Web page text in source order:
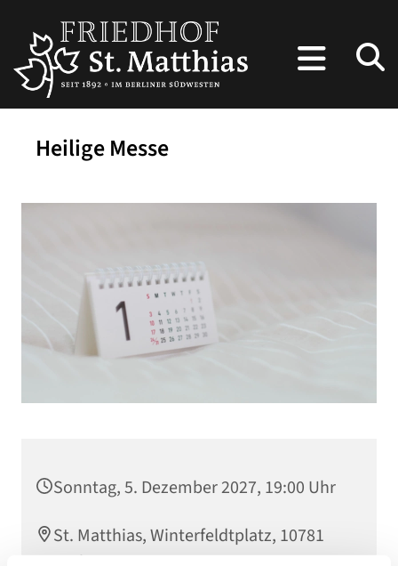
Heilige Messe
Sonntag, 5. Dezember 2027, 19:00 Uhr
St. Matthias, Winterfeldtplatz, 10781